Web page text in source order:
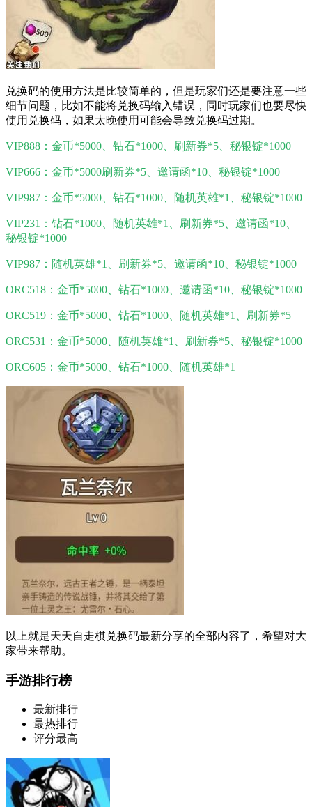
兑换码的使用方法是比较简单的，但是玩家们还是要注意一些
细节问题，比如不能将兑换码输入错误，同时玩家们也要尽快
使用兑换码，如果太晚使用可能会导致兑换码过期。
VIP888：金币*5000、钻石*1000、刷新券*5、秘银锭*1000
VIP666：金币*5000刷新券*5、邀请函*10、秘银锭*1000
VIP987：金币*5000、钻石*1000、随机英雄*1、秘银锭*1000
VIP231：钻石*1000、随机英雄*1、刷新券*5、邀请函*10、
秘银锭*1000
VIP987：随机英雄*1、刷新券*5、邀请函*10、秘银锭*1000
ORC518：金币*5000、钻石*1000、邀请函*10、秘银锭*1000
ORC519：金币*5000、钻石*1000、随机英雄*1、刷新券*5
ORC531：金币*5000、随机英雄*1、刷新券*5、秘银锭*1000
ORC605：金币*5000、钻石*1000、随机英雄*1
以上就是天天自走棋兑换码最新分享的全部内容了，希望对大
家带来帮助。
手游排行榜
最新排行
最热排行
评分最高